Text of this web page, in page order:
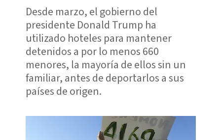
Desde marzo, el gobierno del
presidente Donald Trump ha
utilizado hoteles para mantener
detenidos a por lo menos 660
menores, la mayoría de ellos sin un
familiar, antes de deportarlos a sus
países de origen.